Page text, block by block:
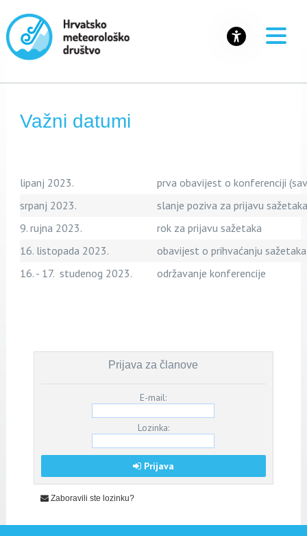
Važni datumi
lipanj 2023.
prva obavijest o konferenciji
srpanj 2023.
slanje poziva za prijavu sažetaka
9. rujna 2023.
rok za prijavu sažetaka
16. listopada 2023.
obavijest o prihvaćanju sažetaka
16. - 17. studenog 2023.
održavanje konferencije
Prijava za članove
E-mail:
Lozinka:
Prijava
Zaboravili ste lozinku?